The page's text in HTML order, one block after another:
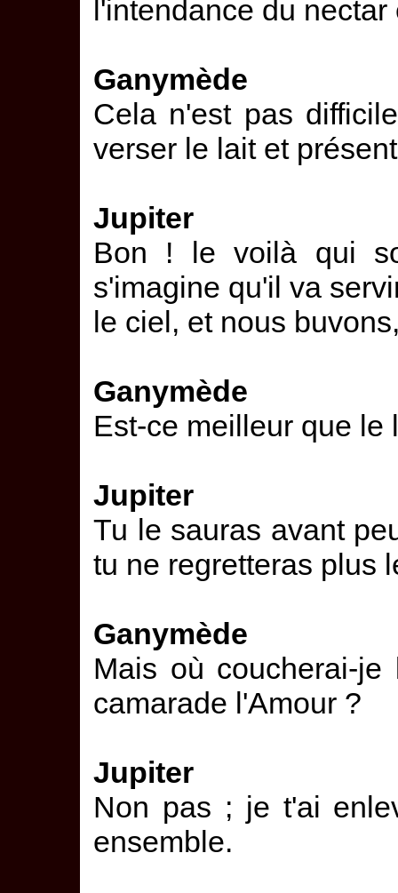
l'intendance du
Ganymède
Cela n'est pas
verser le lait et
Jupiter
Bon ! le voilà qui
s'imagine qu'il va
le ciel, et nous
Ganymède
Est-ce meilleur que le
Jupiter
Tu le sauras avant
tu ne regretteras plus
Ganymède
Mais où coucherai-
camarade l'Amour ?
Jupiter
Non pas ; je t'ai
ensemble.